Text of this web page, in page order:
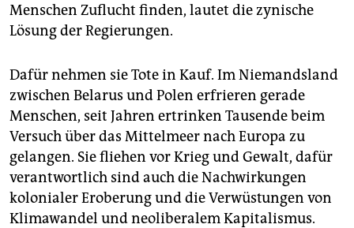
epaper login
Menschen Zuflucht finden, lautet die zynische
Lösung der Regierungen.
Dafür nehmen sie Tote in Kauf. Im Niemandsland
zwischen Belarus und Polen erfrieren gerade
Menschen, seit Jahren ertrinken Tausende beim
Versuch über das Mittelmeer nach Europa zu
gelangen. Sie fliehen vor Krieg und Gewalt, dafür
verantwortlich sind auch die Nachwirkungen
kolonialer Eroberung und die Verwüstungen von
Klimawandel und neoliberalem Kapitalismus.